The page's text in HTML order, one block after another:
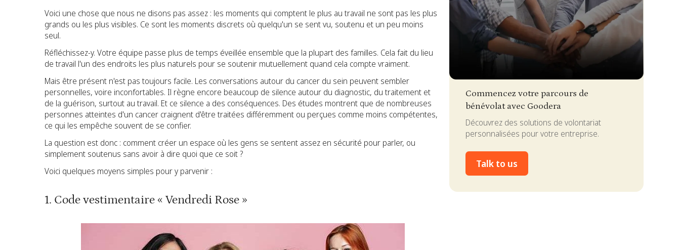
Voici une chose que nous ne disons pas assez : les moments qui comptent le plus au travail ne sont pas les plus
grands ou les plus visibles. Ce sont les moments discrets où quelqu'un se sent vu, soutenu et un peu moins
seul.
Réfléchissez-y. Votre équipe passe plus de temps éveillée ensemble que la plupart des familles. Cela fait du lieu
de travail l'un des endroits les plus naturels pour se soutenir mutuellement quand cela compte vraiment.
Mais être présent n'est pas toujours facile. Les conversations autour du cancer du sein peuvent sembler
personnelles, voire inconfortables. Il règne encore beaucoup de silence autour du diagnostic, du traitement et
de la guérison, surtout au travail. Et ce silence a des conséquences. Des études montrent que de nombreuses
personnes atteintes d'un cancer craignent d'être traitées différemment ou perçues comme moins compétentes,
ce qui les empêche souvent de se confier.
La question est donc : comment créer un espace où les gens se sentent assez en sécurité pour parler, ou
simplement soutenus sans avoir à dire quoi que ce soit ?
Voici quelques moyens simples pour y parvenir :
1. Code vestimentaire « Vendredi Rose »
Commencez votre parcours de
bénévolat avec Goodera
Découvrez des solutions de volontariat
personnalisées pour votre entreprise.
Talk to us